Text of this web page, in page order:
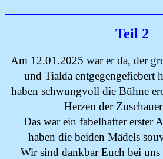
Teil 2
Am 12.01.2025 war er da, der
und Tialda entgegengefiebert
haben schwungvoll die Bühne
Herzen der
Das war ein fabelhafter erster
haben die beiden Mädels
Wir sind dankbar Euch bei